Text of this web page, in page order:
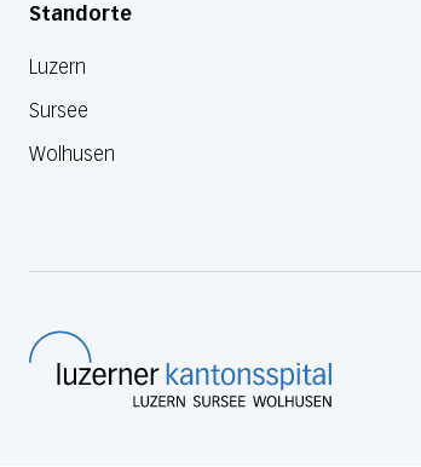
Standorte
Luzern
Sursee
Wolhusen